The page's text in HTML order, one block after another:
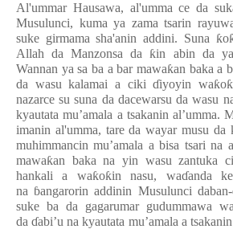
Al'ummar Hausawa, al'umma ce da
Musulunci, kuma ya zama tsarin
suke girmama sha'anin addini. Suna ƙo
Allah da Manzonsa da ƙin abin da
Wannan ya sa ba a bar mawaƙan baka a
da wasu kalamai a cikiɗiyoyin waƙoƙ
nazarce su suna da dacewarsu da wasu
kyautata mu’amala a tsakanin al’umma.
imanin al'umma, tare da wayar musu da
muhimmancin mu’amala a bisa tsari na
mawaƙan baka na yin wasu zantuka
hankali a waƙoƙin nasu, waɗanda
na ɓangarorin addinin Musulunci
suke ba da gagarumar gudummawa
daɗabi’u na kyautata mu’amala a